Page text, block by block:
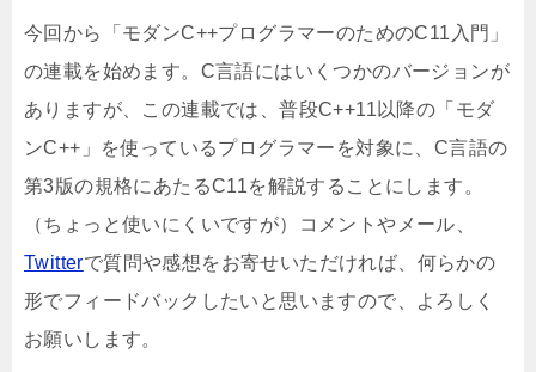
今回から「モダンC++プログラマーのためのC11入門」
の連載を始めます。C言語にはいくつかのバージョンが
ありますが、この連載では、普段C++11以降の「モダ
ンC++」を使っているプログラマーを対象に、C言語の
第3版の規格にあたるC11を解説することにします。
（ちょっと使いにくいですが）コメントやメール、
Twitterで質問や感想をお寄せいただければ、何らかの
形でフィードバックしたいと思いますので、よろしく
お願いします。